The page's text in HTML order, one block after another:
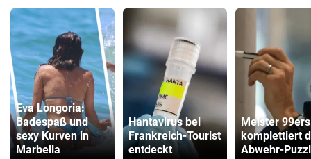
Eva Longoria:
Badespaß und
sexy Kurven in
Marbella
Hantavirus bei
Frankreich-Tourist
entdeckt
Meister 99ers
komplettiert
Abwehr-